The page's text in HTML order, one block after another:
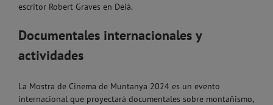
escritor Robert Graves en Deià.
Documentales internacionales y
actividades
La Mostra de Cinema de Muntanya 2024 es un evento
internacional que proyectará documentales sobre montañismo,